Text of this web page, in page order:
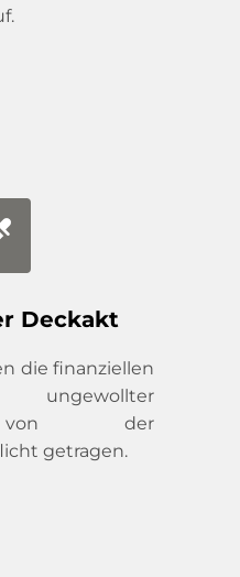
Deckakt
die finanziellen
ungewollter
von der
getragen.